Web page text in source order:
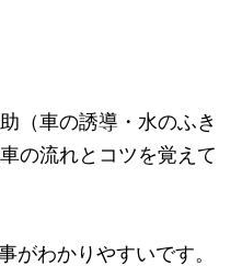
（車の誘導・水のふき
の流れとコツを覚えて
がわかりやすいです。